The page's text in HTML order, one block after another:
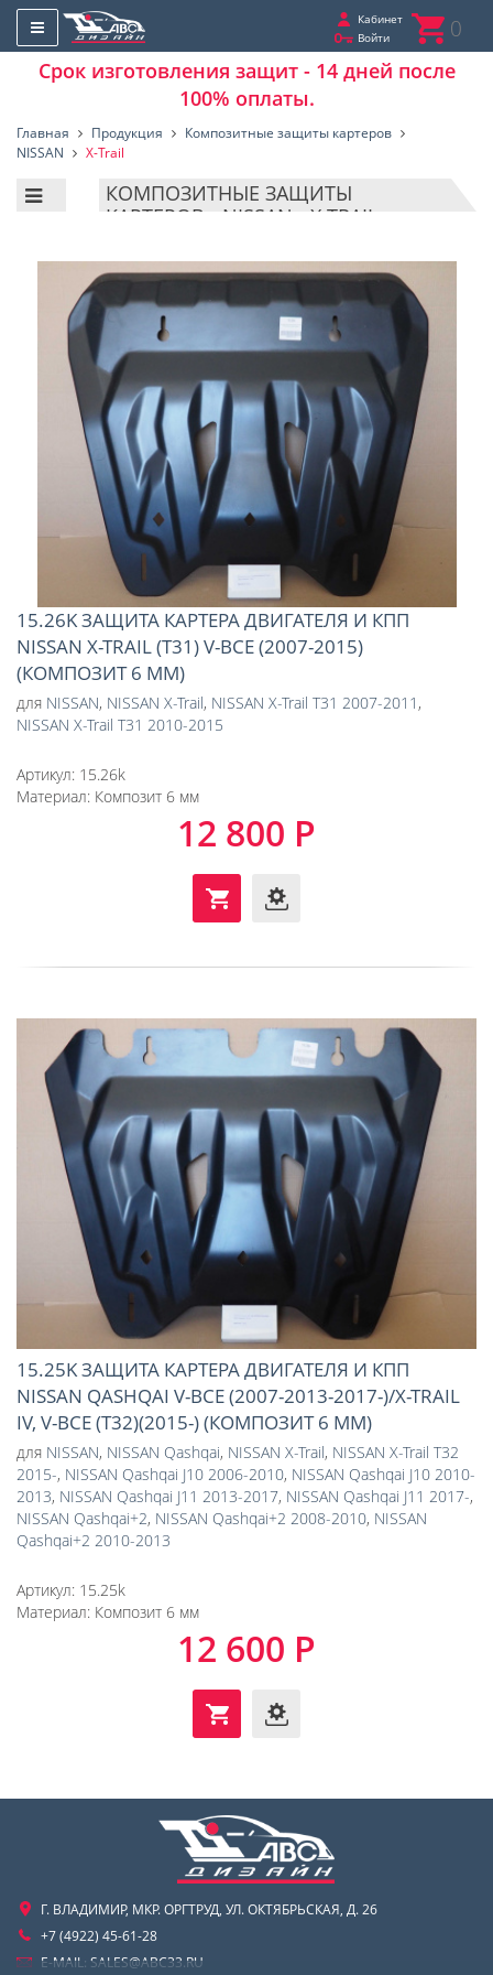
Кабинет
Войти
0
Срок изготовления защит - 14 дней после
100% оплаты.
Главная Продукция
Композитные защиты картеров
NISSAN
X-Trail
КОМПОЗИТНЫЕ ЗАЩИТЫ
КАРТЕРОВ - NISSAN - X-TRAIL
15.26K ЗАЩИТА КАРТЕРА ДВИГАТЕЛЯ И КПП
NISSAN X-TRAIL (T31) V-ВСЕ (2007-2015)
(КОМПОЗИТ 6 ММ)
для NISSAN, NISSAN X-Trail, NISSAN X-Trail T31 2007-2011 ,
NISSAN X-Trail T31 2010-2015
Артикул: 15.26k
Материал: Композит 6 мм
12 800 Р
15.25K ЗАЩИТА КАРТЕРА ДВИГАТЕЛЯ И КПП
NISSAN QASHQAI V-ВСЕ (2007-2013-2017-)/X-TRAIL
IV, V-ВСЕ (Т32)(2015-) (КОМПОЗИТ 6 ММ)
для NISSAN, NISSAN Qashqai, NISSAN X-Trail, NISSAN X-Trail T32
2015-, NISSAN Qashqai J10 2006-2010, NISSAN Qashqai J10 2010-
2013, NISSAN Qashqai J11 2013-2017, NISSAN Qashqai J11 2017-,
NISSAN Qashqai+2, NISSAN Qashqai+2 2008-2010, NISSAN
Qashqai+2 2010-2013
Артикул: 15.25k
Материал: Композит 6 мм
12 600 Р
Г. ВЛАДИМИР, МКР. ОРГТРУД, УЛ. ОКТЯБРЬСКАЯ, Д. 26
+7 (4922) 45-61-28
E-MAIL: SALES@ABC33.RU